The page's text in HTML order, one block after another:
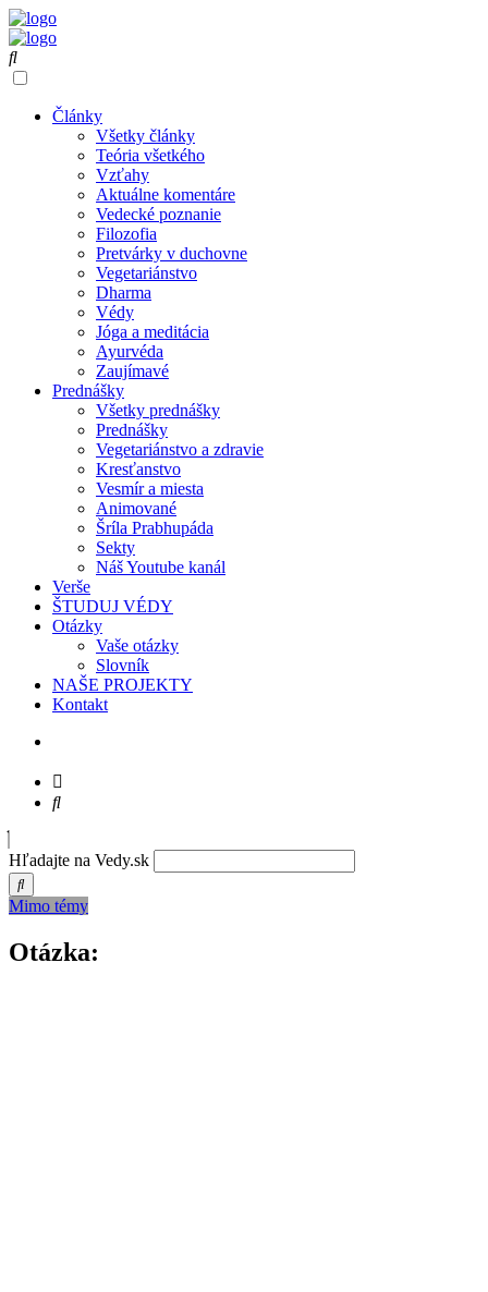
Články
Všetky články
Teória všetkého
Vzťahy
Aktuálne komentáre
Vedecké poznanie
Filozofia
Pretvárky v duchovne
Vegetariánstvo
Dharma
Védy
Jóga a meditácia
Ayurvéda
Zaujímavé
Prednášky
Všetky prednášky
Prednášky
Vegetariánstvo a zdravie
Kresťanstvo
Vesmír a miesta
Animované
Šríla Prabhupáda
Sekty
Náš Youtube kanál
Verše
ŠTUDUJ VÉDY
Otázky
Vaše otázky
Slovník
NAŠE PROJEKTY
Kontakt
Hľadajte na Vedy.sk
Mimo témy
Otázka: